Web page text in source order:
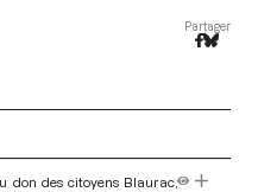
Partager
don des citoyens Blaurac,